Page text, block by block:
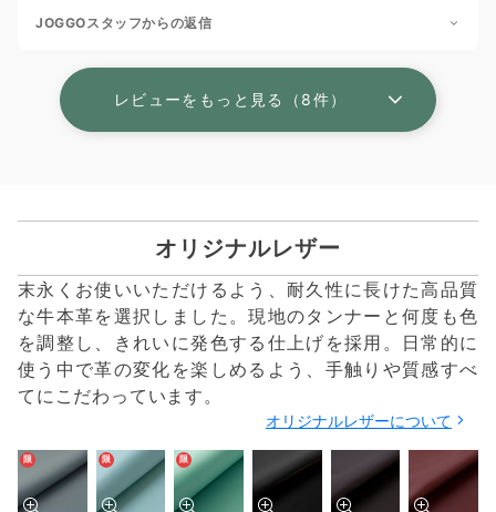
JOGGOスタッフからの返信
レビューをもっと見る（8件）
オリジナルレザー
末永くお使いいただけるよう、耐久性に長けた高品質
な牛本革を選択しました。現地のタンナーと何度も色
を調整し、きれいに発色する仕上げを採用。日常的に
使う中で革の変化を楽しめるよう、手触りや質感すべ
てにこだわっています。
オリジナルレザーについて
限 限 限